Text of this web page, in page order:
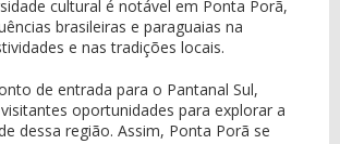
cultural é notável em Ponta Porã,
brasileiras e paraguaias na
e nas tradições locais.
de entrada para o Pantanal Sul,
oportunidades para explorar a
dessa região. Assim, Ponta Porã se